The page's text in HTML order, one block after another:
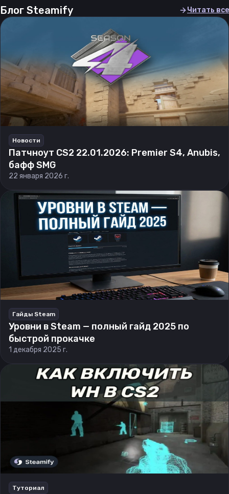
Блог Steamify Читать все
Новости
Патчноут CS2 22.01.2026: Premier S4, Anubis,
бафф SMG
22 января 2026 г.
Гайды Steam
Уровни в Steam — полный гайд 2025 по
быстрой прокачке
1 декабря 2025 г.
Туториал